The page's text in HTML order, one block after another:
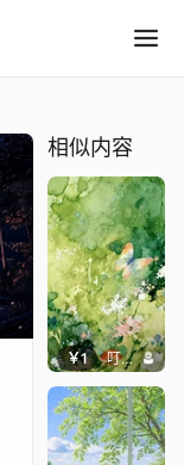
相似内容
￥1 叮叮当当